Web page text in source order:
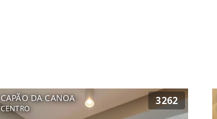
CAPÃO DA CANOA
CENTRO
3262